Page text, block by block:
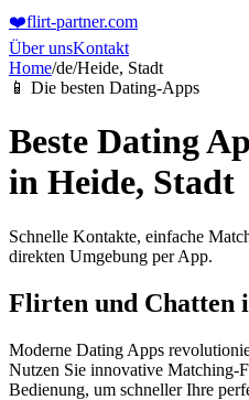
❤️flirt-partner.com
Über unsKontakt
Home/de/Heide, Stadt
📱 Die besten Dating-Apps
Beste Dating
in Heide, Stadt
Schnelle Kontakte, einfache
direkten Umgebung per App.
Flirten und Chatten
Moderne Dating Apps
Nutzen Sie innovative Matching-
Bedienung, um schneller Ihre